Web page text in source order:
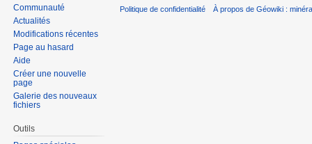
Communauté
Actualités
Modifications récentes
Page au hasard
Aide
Créer une nouvelle
page
Galerie des nouveaux
fichiers
Outils
Politique de confidentialité À propos de Géowiki :